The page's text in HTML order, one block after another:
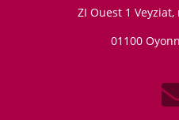
ZI Ouest 1
01100